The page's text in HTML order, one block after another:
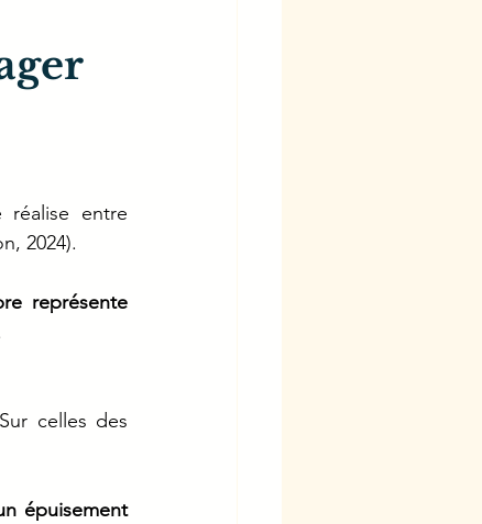
réalise entre
2024).
représente
celles des
épuisement